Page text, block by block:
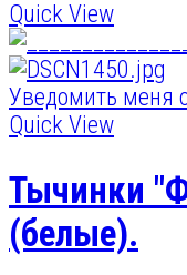
Quick View
Уведомить меня
Quick View
Тычинки
(белые).